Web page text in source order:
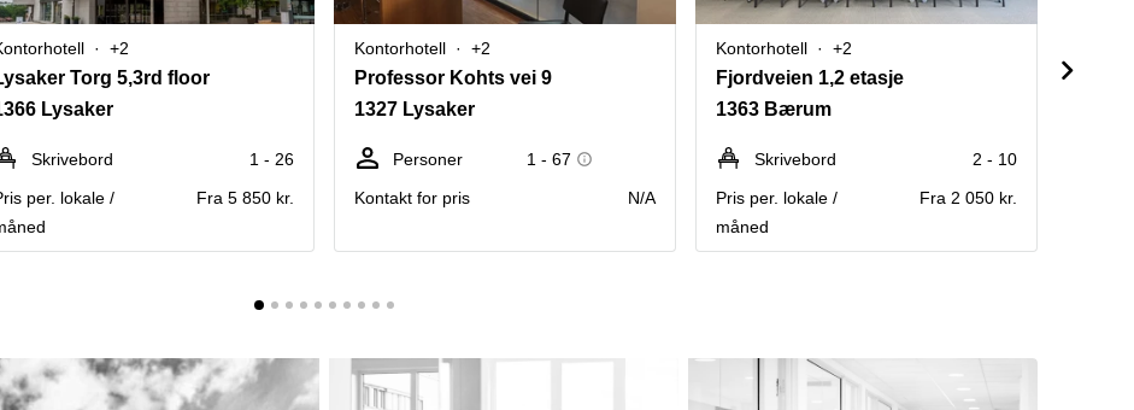
+2
Torg 5,3rd floor
Lysaker
Skrivebord
1 - 26
per. lokale /
Fra 5 850 kr.
Kontorhotell +2
Professor Kohts vei 9
1327 Lysaker
Personer
1 - 67
Kontakt for pris
N/A
Kontorhotell +2
Fjordveien 1,2 etasje
1363 Bærum
Skrivebord
2 - 10
Pris per. lokale /
måned
Fra 2 050 kr.